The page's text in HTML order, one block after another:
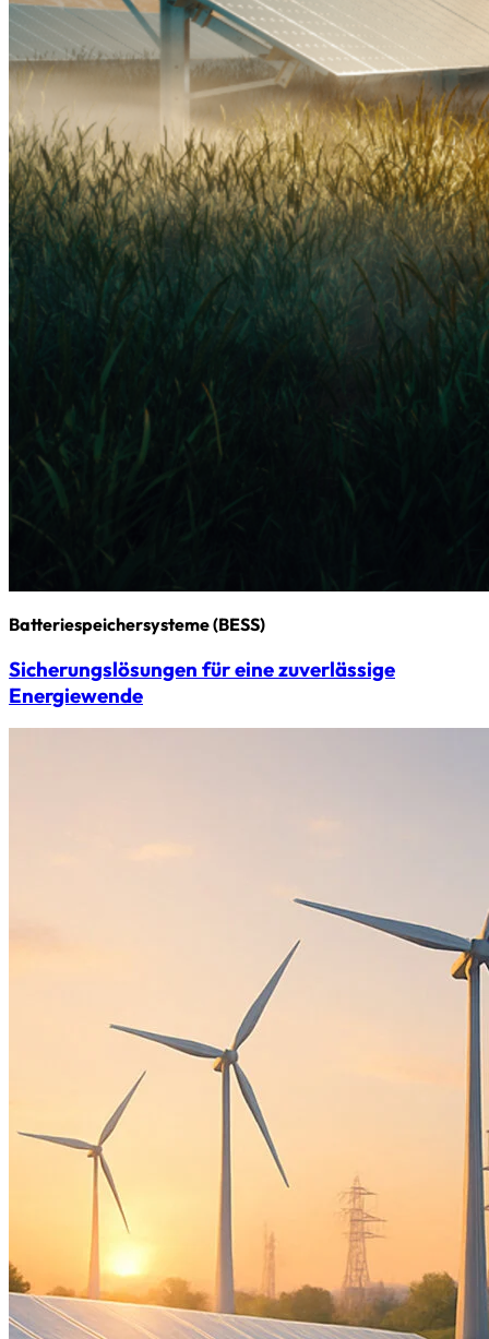
Batterie­speicher­systeme (BESS)
Sicherungs­­lösungen für eine zuverlässige
Energiewende